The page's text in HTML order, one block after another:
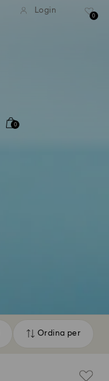
Spedizione standard
per importi superiori a 99
Login
0
0
Ordina per
Ordina